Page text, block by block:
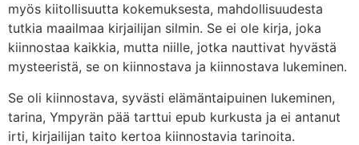
myös kiitollisuutta kokemuksesta, mahdollisuudesta
tutkia maailmaa kirjailijan silmin. Se ei ole kirja, joka
kiinnostaa kaikkia, mutta niille, jotka nauttivat hyvästä
mysteeristä, se on kiinnostava ja kiinnostava lukeminen.
Se oli kiinnostava, syvästi elämäntaipuinen lukeminen,
tarina, Ympyrän pää tarttui epub kurkusta ja ei antanut
irti, kirjailijan taito kertoa kiinnostavia tarinoita.